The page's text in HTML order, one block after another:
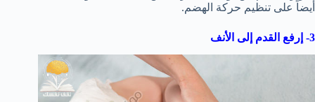
أيضاً على تنظيم حركة الهضم.
3- إرفع القدم إلى الأنف